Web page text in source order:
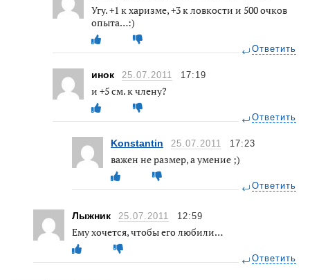
Угу. +1 к харизме, +3 к ловкости и 500 очков
опыта…:)
Ответить
инок 25.07.2011 17:19
и +5 см. к члену?
Ответить
Konstantin 25.07.2011 17:23
важен не размер, а умение ;)
Ответить
Лыжник 25.07.2011 12:59
Ему хочется, чтобы его любили…
Ответить